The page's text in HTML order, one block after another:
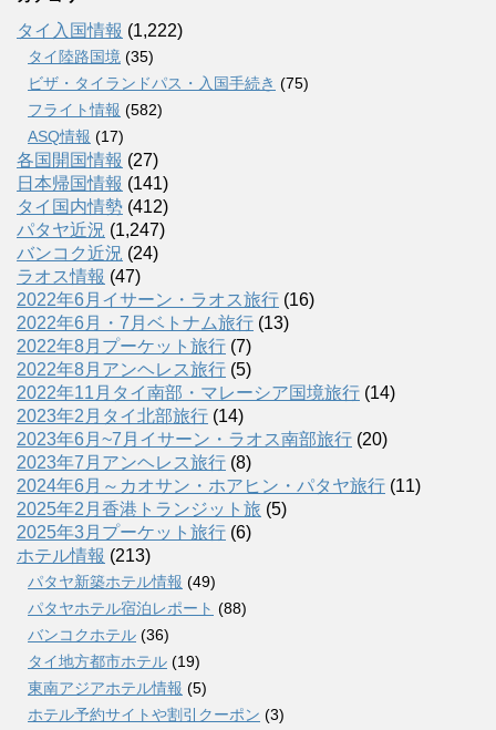
タイ入国情報 (1,222)
タイ陸路国境 (35)
ビザ・タイランドパス・入国手続き (75)
フライト情報 (582)
ASQ情報 (17)
各国開国情報 (27)
日本帰国情報 (141)
タイ国内情勢 (412)
パタヤ近況 (1,247)
バンコク近況 (24)
ラオス情報 (47)
2022年6月イサーン・ラオス旅行 (16)
2022年6月・7月ベトナム旅行 (13)
2022年8月プーケット旅行 (7)
2022年8月アンヘレス旅行 (5)
2022年11月タイ南部・マレーシア国境旅行 (14)
2023年2月タイ北部旅行 (14)
2023年6月~7月イサーン・ラオス南部旅行 (20)
2023年7月アンヘレス旅行 (8)
2024年6月～カオサン・ホアヒン・パタヤ旅行 (11)
2025年2月香港トランジット旅 (5)
2025年3月プーケット旅行 (6)
ホテル情報 (213)
パタヤ新築ホテル情報 (49)
パタヤホテル宿泊レポート (88)
バンコクホテル (36)
タイ地方都市ホテル (19)
東南アジアホテル情報 (5)
ホテル予約サイトや割引クーポン (3)